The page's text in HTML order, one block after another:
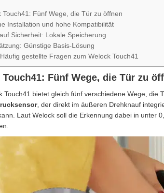
Touch41: Fünf Wege, die Tür zu öffnen
Installation und hohe Kompatibilität
Sicherheit: Lokale Speicherung
Günstige Basis-Lösung
gestellte Fragen zum Welock Touch41
Touch41: Fünf Wege, die Tür zu
Touch41 bietet gleich fünf verschiedene Wege, die
, der direkt im äußeren Drehknauf
Laut Welock soll die Erkennung dabei in unter